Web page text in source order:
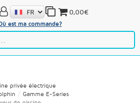
est ma commande?
0,00€
privée électrique
Gamme E-Series